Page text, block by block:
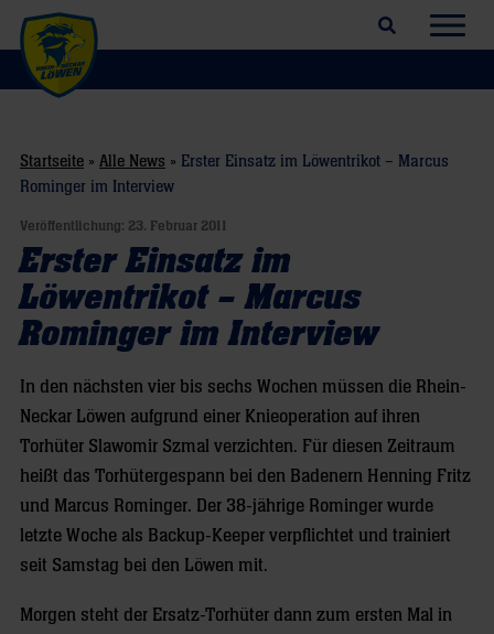
Suchfeld öffnen
Startseite » Alle News » Erster Einsatz im Löwentrikot – Marcus
Rominger im Interview
Veröffentlichung: 23. Februar 2011
Erster Einsatz im
Löwentrikot – Marcus
Rominger im Interview
In den nächsten vier bis sechs Wochen müssen die Rhein-
Neckar Löwen aufgrund einer Knieoperation auf ihren
Torhüter Slawomir Szmal verzichten. Für diesen Zeitraum
heißt das Torhütergespann bei den Badenern Henning Fritz
und Marcus Rominger. Der 38-jährige Rominger wurde
letzte Woche als Backup-Keeper verpflichtet und trainiert
seit Samstag bei den Löwen mit.
Morgen steht der Ersatz-Torhüter dann zum ersten Mal in